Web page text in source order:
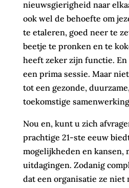
nieuwsgierigheid naar
ook wel de behoefte om
te etaleren, goed neer te
beetje te pronken en te
heeft zeker zijn functie.
een prima sessie. Maar
tot een gezonde,
toekomstige
Nou en, kunt u zich
prachtige 21-ste eeuw
mogelijkheden en kansen,
uitdagingen. Zodanig
dat een organisatie ze niet